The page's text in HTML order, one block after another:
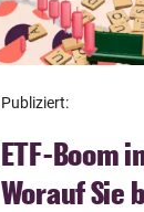
Publiziert:
ETF-Boom
Worauf Sie